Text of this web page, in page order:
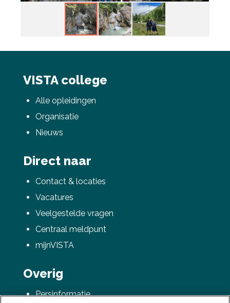
VISTA college
Alle opleidingen
Organisatie
Nieuws
Direct naar
Contact & locaties
Vacatures
Veelgestelde vragen
Centraal meldpunt
mijnVISTA
Overig
Persinformatie